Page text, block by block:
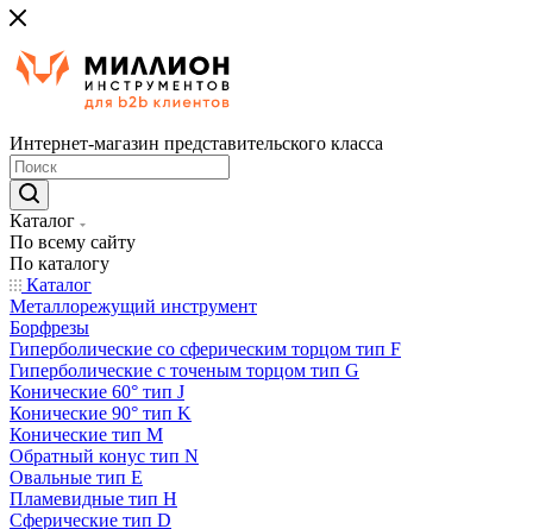
Интернет-магазин представительского класса
Каталог
По всему сайту
По каталогу
Каталог
Металлорежущий инструмент
Борфрезы
Гиперболические cо сферическим торцом тип F
Гиперболические с точеным торцом тип G
Конические 60° тип J
Конические 90° тип K
Конические тип M
Обратный конус тип N
Овальные тип E
Пламевидные тип H
Сферические тип D